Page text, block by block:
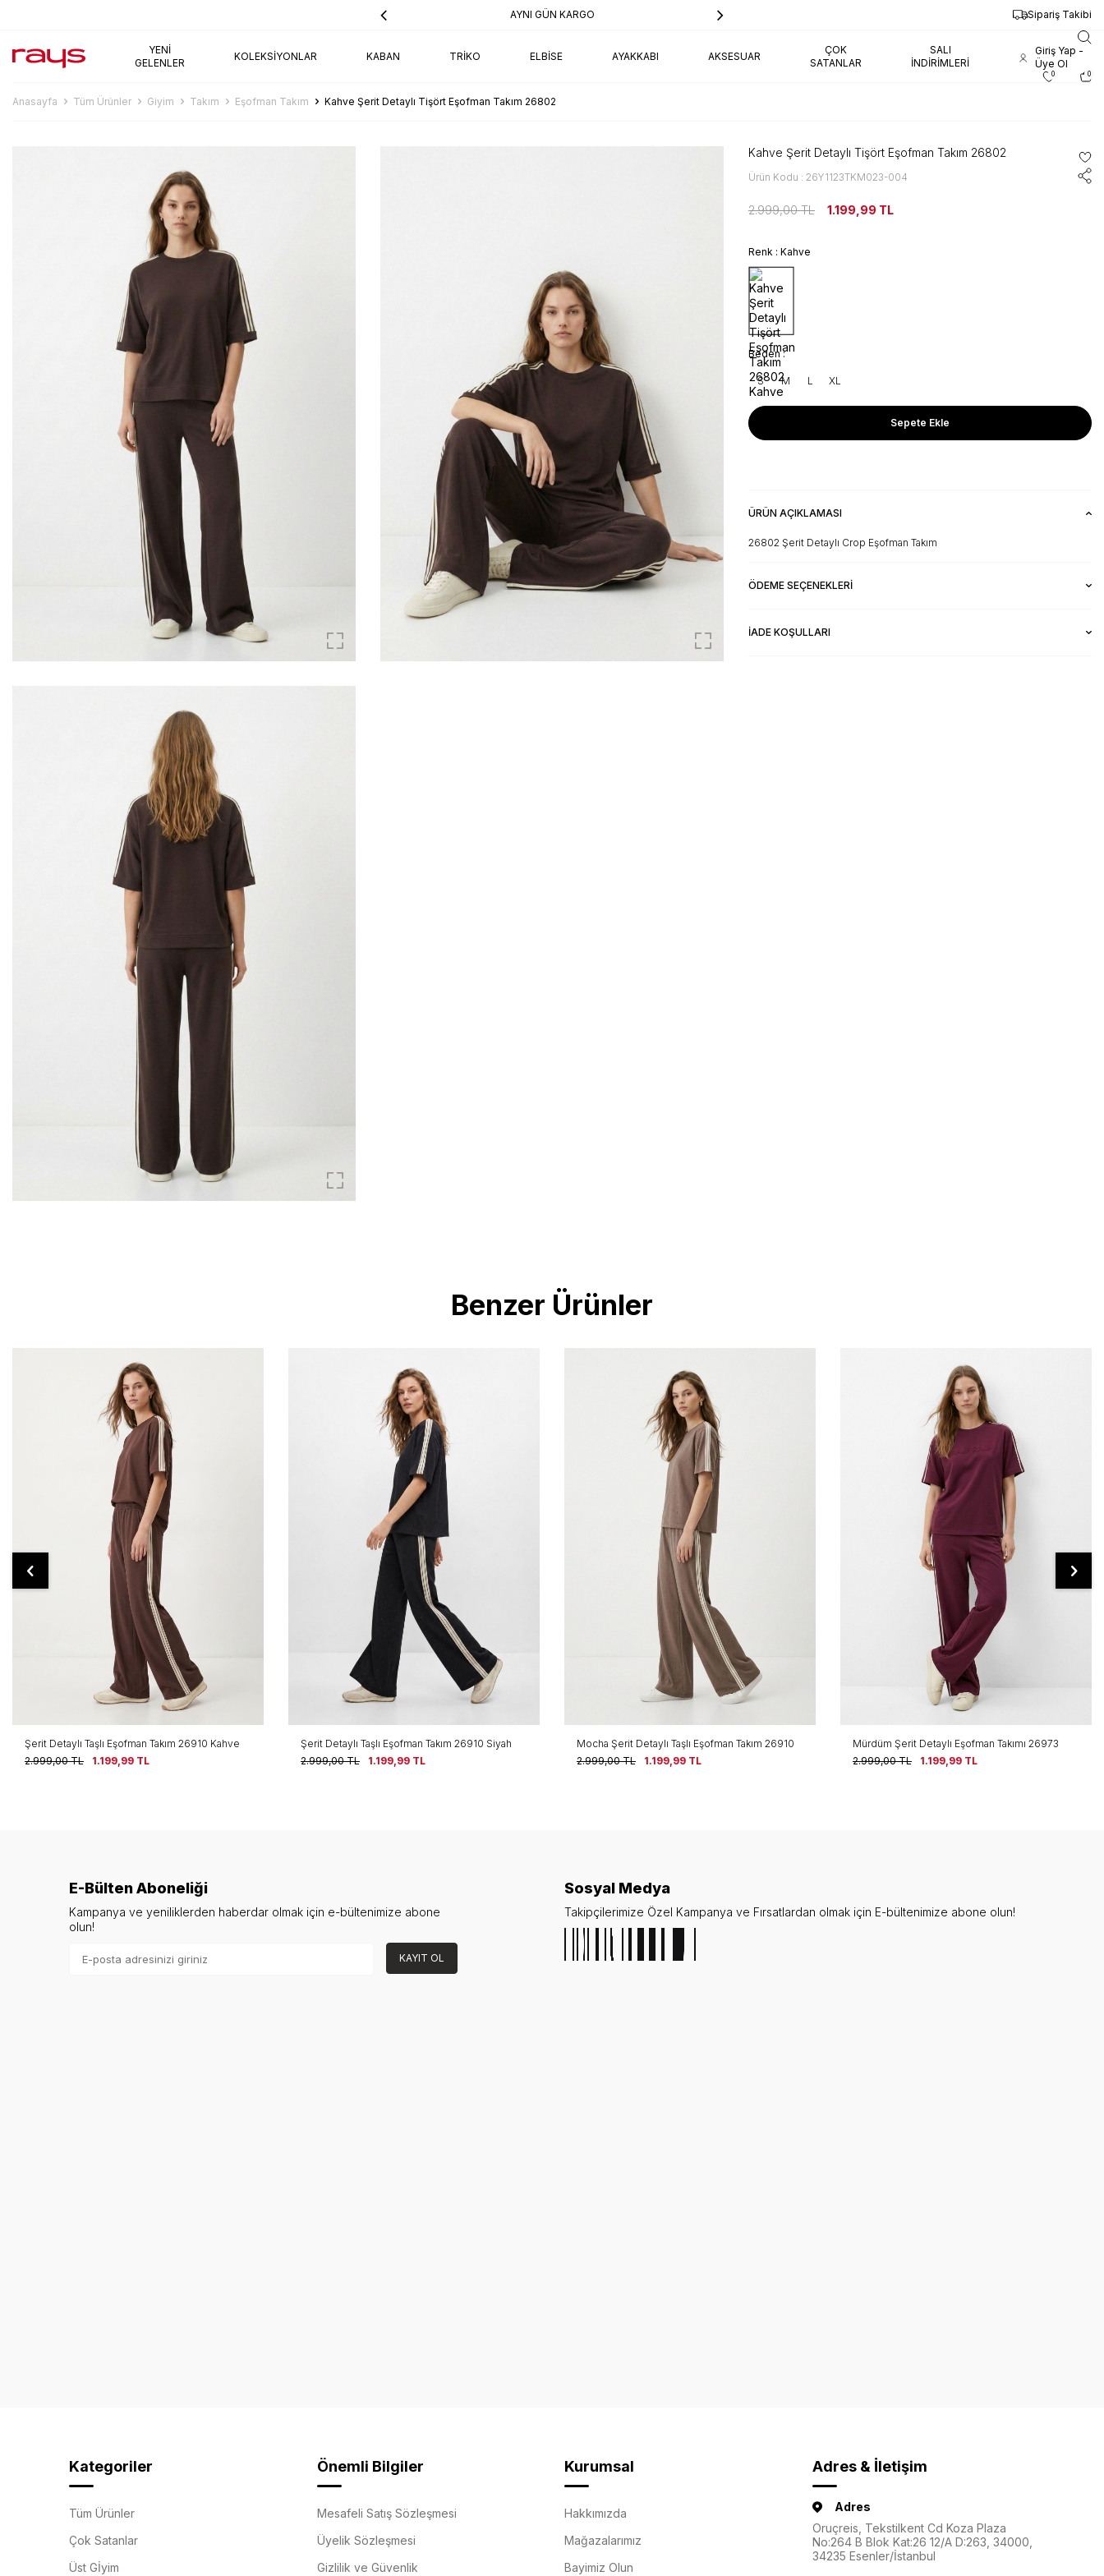
AYNI GÜN KARGO Sipariş Takibi
YENI
GELENLER
KOLEKSIYONLAR KABAN TRIKO ELBISE AYAKKABI AKSESUAR
ÇOK
SATANLAR
SALI
İNDIRIMLERI
Giriş Yap -
Üye Ol
0 0
Anasayfa Tüm Ürünler Giyim Takım Eşofman Takım Kahve Şerit Detaylı Tişört Eşofman Takım 26802
Kahve Şerit Detaylı Tişört Eşofman Takım 26802
Ürün Kodu : 26Y1123TKM023-004
2.999,00TL 1.199,99 TL
Renk : Kahve
Beden :
S M L XL
Sepete Ekle
ÜRÜN AÇIKLAMASI
26802 Şerit Detaylı Crop Eşofman Takım
ÖDEME SEÇENEKLERI
İADE KOŞULLARI
Benzer Ürünler
Şerit Detaylı Taşlı Eşofman Takım 26910 Kahve
2.999,00TL 1.199,99 TL
Şerit Detaylı Taşlı Eşofman Takım 26910 Siyah
2.999,00TL 1.199,99 TL
Mocha Şerit Detaylı Taşlı Eşofman Takım 26910
2.999,00TL 1.199,99 TL
Mürdüm Şerit Detaylı Eşofman Takımı 26973
2.999,00TL 1.199,99 TL
E-Bülten Aboneliği
Kampanya ve yeniliklerden haberdar olmak için e-bültenimize abone
olun!
KAYIT OL
Sosyal Medya
Takipçilerimize Özel Kampanya ve Fırsatlardan olmak için E-bültenimize abone olun!
Kategoriler
Tüm Ürünler
Çok Satanlar
Üst Gİyim
Önemli Bilgiler
Mesafeli Satış Sözleşmesi
Üyelik Sözleşmesi
Gizlilik ve Güvenlik
Kurumsal
Hakkımızda
Mağazalarımız
Bayimiz Olun
Adres & İletişim
Adres
Oruçreis, Tekstilkent Cd Koza Plaza
No:264 B Blok Kat:26 12/A D:263, 34000,
34235 Esenler/İstanbul